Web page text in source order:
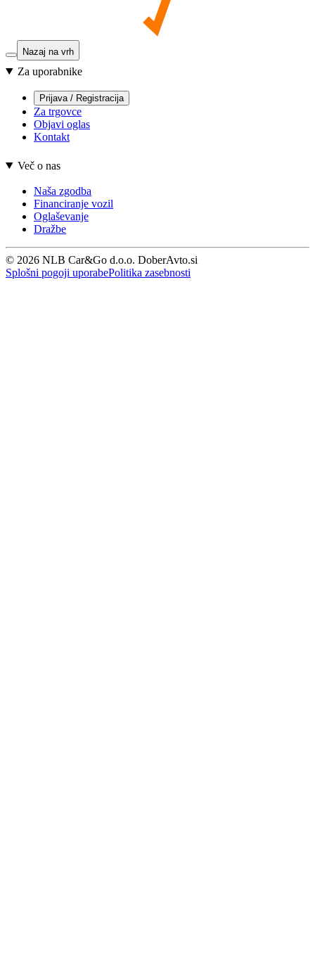
Nazaj na vrh
Za uporabnike
Prijava / Registracija
Za trgovce
Objavi oglas
Kontakt
Več o nas
Naša zgodba
Financiranje vozil
Oglaševanje
Dražbe
© 2026 NLB Car&Go d.o.o. DoberAvto.si
Splošni pogoji uporabePolitika zasebnosti